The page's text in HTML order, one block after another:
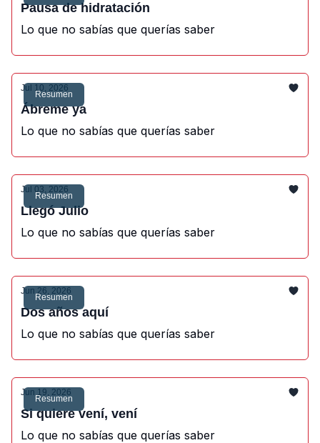
Pausa de hidratación
Lo que no sabías que querías saber
Resumen
Jul 10, 2026
Ábreme ya
Lo que no sabías que querías saber
Resumen
Jul 03, 2026
Llegó Julio
Lo que no sabías que querías saber
Resumen
Jun 26, 2026
Dos años aquí
Lo que no sabías que querías saber
Resumen
Jun 19, 2026
Si quiere vení, vení
Lo que no sabías que querías saber